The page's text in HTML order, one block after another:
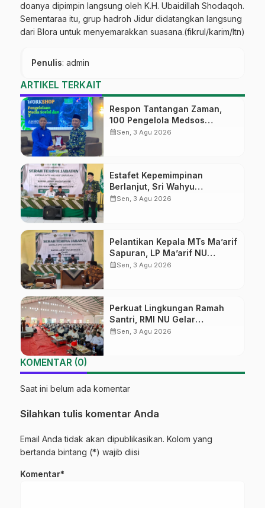
doanya dipimpin langsung oleh K.H. Ubaidillah Shodaqoh.
Sementaraa itu, grup hadroh Jidur didatangkan langsung
dari Blora untuk menyemarakkan suasana.(fikrul/karim/ltn)
Penulis: admin
ARTIKEL TERKAIT
Respon Tantangan Zaman,
100 Pengelola Medsos
Sekolah Ma’arif Pekalongan
calendar_monthSen, 3 Agu 2026
Estafet Kepemimpinan
Berlanjut, Sri Wahyu
Susilowati Resmi Pimpin MTs
calendar_monthSen, 3 Agu 2026
Pelantikan Kepala MTs Ma’arif
Sapuran, LP Ma’arif NU
Wonosobo Tekankan Lima
calendar_monthSen, 3 Agu 2026
Perkuat Lingkungan Ramah
Santri, RMI NU Gelar
‘Sambang Pesantren’ di Pati
calendar_monthSen, 3 Agu 2026
KOMENTAR (0)
Saat ini belum ada komentar
Silahkan tulis komentar Anda
Email Anda tidak akan dipublikasikan. Kolom yang
bertanda bintang (*) wajib diisi
Komentar*